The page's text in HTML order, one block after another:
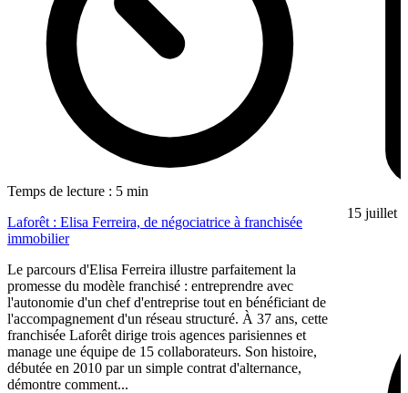
Temps de lecture : 5 min
Laforêt : Elisa Ferreira, de négociatrice à franchisée
immobilier
Le parcours d'Elisa Ferreira illustre parfaitement la
promesse du modèle franchisé : entreprendre avec
l'autonomie d'un chef d'entreprise tout en bénéficiant de
l'accompagnement d'un réseau structuré. À 37 ans, cette
franchisée Laforêt dirige trois agences parisiennes et
manage une équipe de 15 collaborateurs. Son histoire,
débutée en 2010 par un simple contrat d'alternance,
démontre comment...
15 juillet